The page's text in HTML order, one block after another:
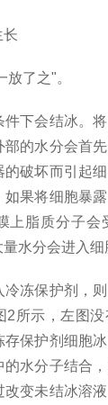
长
放了之"。
件下会结冰。
部的水分会首
的破坏而引起
果将细胞暴
上脂质分子会
水分会进入细
冷冻保护剂，
2所示，左图
存保护剂细胞
的水分子结合
改变未结冰溶